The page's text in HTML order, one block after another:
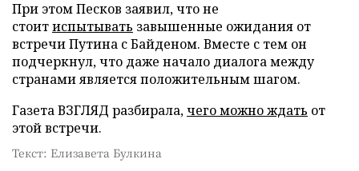
При этом Песков заявил, что не
стоитиспытывать завышенные ожидания от
встречи Путина с Байденом. Вместе с тем он
подчеркнул, что даже начало диалога между
странами является положительным шагом.
Газета ВЗГЛЯД разбирала,чего можно ждать от
этой встречи.
Текст: Елизавета Булкина